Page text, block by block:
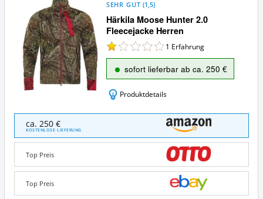
Härkila Moose Hunter 2.0
Fleecejacke Herren
SEHR GUT (1,5)
1 Erfahrung
sofort lieferbar ab ca. 250 €
Produktdetails
Moose
Hunter
Fleecejacke
Herren
Angebote:
Wo
ca. 250 €
KOSTENLOSE LIEFERUNG
Top Preis
Top Preis